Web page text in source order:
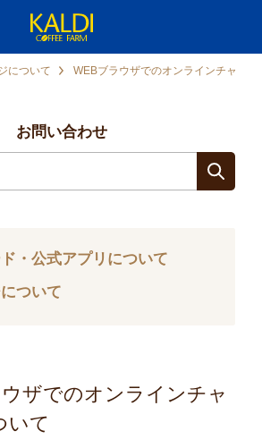
について
WEBブラウザでのオンラインチャ
お問い合わせ
・公式アプリについて
ついて
ザでのオンラインチャ
いて